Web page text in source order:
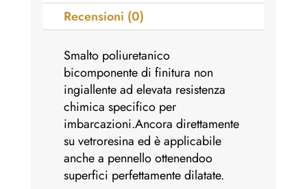
Recensioni (0)
Smalto poliuretanico
bicomponente di finitura non
ingiallente ad elevata resistenza
chimica specifico per
imbarcazioni.Ancora direttamente
su vetroresina ed è applicabile
anche a pennello ottenendoo
superfici perfettamente dilatate.